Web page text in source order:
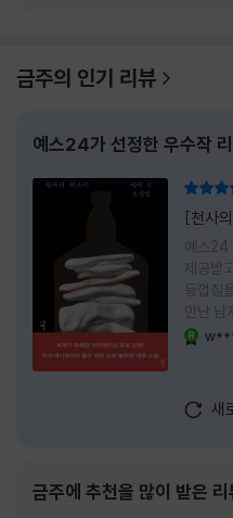
금주의 인기 리뷰
예스24가 선정한 우수작
[천사
예스24
제공받
등껍질
만난 남
식장에
넘어가
애니메
선명하
이 뒤따라왔다. 감출
새
금주에 추천을 많이 받은 리